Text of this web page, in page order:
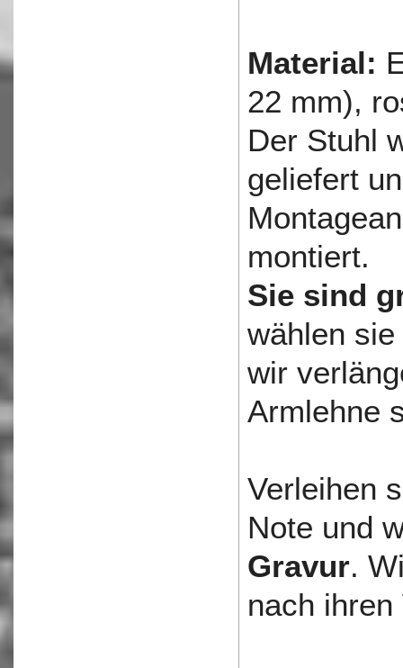
Material:
22 mm),
Der Stuhl
geliefert
montiert.
Sie sind
wählen
wir
Armlehne
Verleihen
Note und
Gravur.
nach